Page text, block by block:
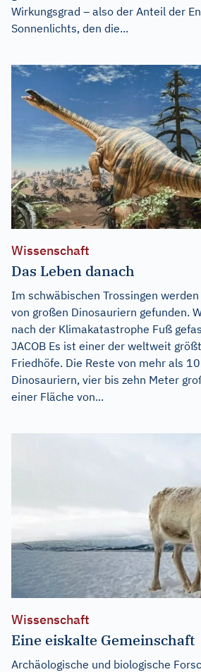
Wirkungsgrad – also der Anteil der
Sonnenlichts, den die...
Wissenschaft
Das Leben danach
Im schwäbischen Trossingen
von großen Dinosauriern gefunden.
nach der Klimakatastrophe Fuß
JACOB Es ist einer der weltweit
Friedhöfe. Die Reste von mehr als
Dinosauriern, vier bis zehn Meter
einer Fläche von...
Wissenschaft
Eine eiskalte Gemeinschaft
Archäologische und biologische